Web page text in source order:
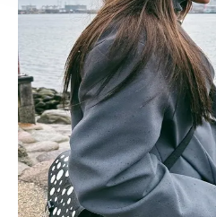
takdirde, kullanıcılara hedefli
gösterilmeyecektir."
Sizlere daha iyi bir hizmet
Sitemizde kendimize ve
kullanılmaktadır. Bu çerezler
verileriniz işlenmekte olup
toplumu hizmetlerinin
kullanılmaktadır. Diğer
kılınması ve kişiselleştirilmesi